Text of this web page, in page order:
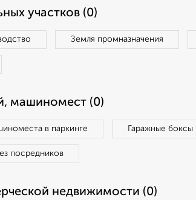
участков (0)
Земля промназначения
машиномест (0)
в паркинге Гаражные боксы
посредников
недвижимости (0)